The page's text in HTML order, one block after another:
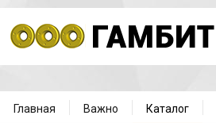
Главная Важно Каталог